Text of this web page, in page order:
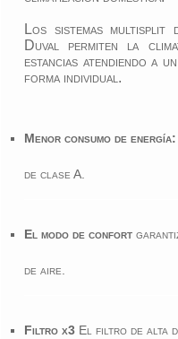
Los sistemas
Duval permiten la
estancias atendiendo a
forma individual.
Menor consumo de energía:
de clase A.
El modo de confort
de aire.
Filtro x3El filtro de alta